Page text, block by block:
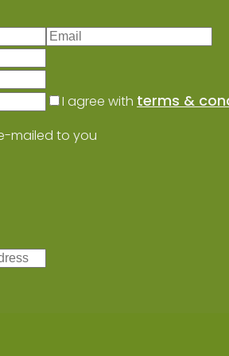
I agree with terms &
mailed to you